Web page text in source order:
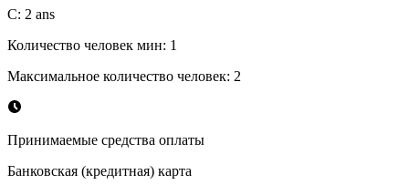
С: 2 ans
Количество человек мин: 1
Максимальное количество человек: 2
Принимаемые средства оплаты
Банковская (кредитная) карта